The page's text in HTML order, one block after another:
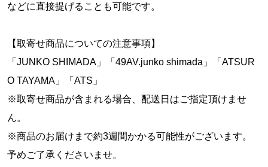
などに直接提げることも可能です。
【取寄せ商品についての注意事項】
「JUNKO SHIMADA」「49AV.junko shimada」「ATSUR
O TAYAMA」「ATS」
※取寄せ商品が含まれる場合、配送日はご指定頂けませ
ん。
※商品のお届けまで約3週間かかる可能性がございます。
予めご了承くださいませ。